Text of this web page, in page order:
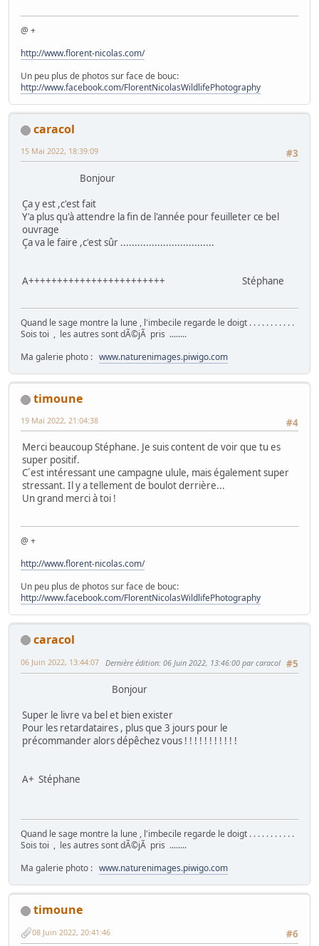
@ +
http://www.florent-nicolas.com/
Un peu plus de photos sur face de bouc:
http://www.facebook.com/FlorentNicolasWildlifePhotography
caracol
#3
15 Mai 2022, 18:39:09
Bonjour
Ça y est ,c'est fait
Y'a plus qu'à attendre la fin de l'année pour feuilleter ce bel
ouvrage
Ça va le faire ,c'est sûr .................................
A++++++++++++++++++++++++ Stéphane
Quand le sage montre la lune , l'imbecile regarde le doigt . . . . . . . . . . .
Sois toi , les autres sont dÃ©jÃ pris ........
Ma galerie photo : www.naturenimages.piwigo.com
timoune
#4
19 Mai 2022, 21:04:38
Merci beaucoup Stéphane. Je suis content de voir que tu es
super positif.
C´est intéressant une campagne ulule, mais également super
stressant. Il y a tellement de boulot derrière...
Un grand merci à toi !
@ +
http://www.florent-nicolas.com/
Un peu plus de photos sur face de bouc:
http://www.facebook.com/FlorentNicolasWildlifePhotography
caracol
#5
06 Juin 2022, 13:44:07 Dernière édition: 06 Juin 2022, 13:46:00 par caracol
Bonjour
Super le livre va bel et bien exister
Pour les retardataires , plus que 3 jours pour le
précommander alors dépêchez vous ! ! ! ! ! ! ! ! ! ! !
A+ Stéphane
Quand le sage montre la lune , l'imbecile regarde le doigt . . . . . . . . . . .
Sois toi , les autres sont dÃ©jÃ pris ........
Ma galerie photo : www.naturenimages.piwigo.com
timoune
#6
08 Juin 2022, 20:41:46